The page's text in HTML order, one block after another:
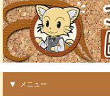
メニュー